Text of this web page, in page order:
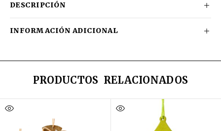
DESCRIPCIÓN
INFORMACIÓN ADICIONAL
PRODUCTOS RELACIONADOS